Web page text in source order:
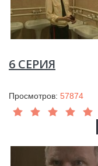
6 СЕРИЯ
Просмотров: 57874